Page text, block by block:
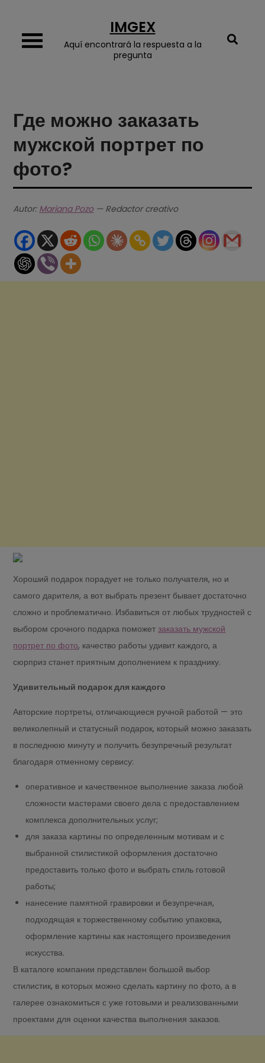
content
IMGEX
Aquí encontrará la respuesta a la
pregunta
Где можно заказать
мужской портрет по
фото?
Autor: Mariana Pozo— Redactor creativo
Хороший подарок порадует не только получателя, но и
самого дарителя, а вот выбрать презент бывает достаточно
сложно и проблематично. Избавиться от любых трудностей с
выбором срочного подарка поможетзаказать мужской
портрет по фото, качество работы удивит каждого, а
сюрприз станет приятным дополнением к празднику.
Удивительный подарок для каждого
Авторские портреты, отличающиеся ручной работой — это
великолепный и статусный подарок, который можно заказать
в последнюю минуту и получить безупречный результат
благодаря отменному сервису:
оперативное и качественное выполнение заказа любой
сложности мастерами своего дела с предоставлением
комплекса дополнительных услуг;
для заказа картины по определенным мотивам и с
выбранной стилистикой оформления достаточно
предоставить только фото и выбрать стиль готовой
работы;
нанесение памятной гравировки и безупречная,
подходящая к торжественному событию упаковка,
оформление картины как настоящего произведения
искусства.
В каталоге компании представлен большой выбор
стилистик, в которых можно сделать картину по фото, а в
галерее ознакомиться с уже готовыми и реализованными
проектами для оценки качества выполнения заказов.